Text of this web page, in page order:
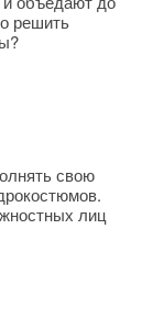
решить
свою
лиц